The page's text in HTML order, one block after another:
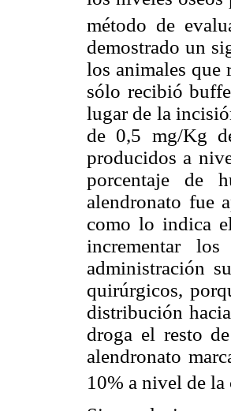
método de
demostrado un
los animales que
sólo recibió
lugar de la
de 0,5 mg/Kg
producidos a
porcentaje de
alendronato fue
como lo indica
incrementar
administración
quirúrgicos,
distribución
droga el resto
alendronato
10% a nivel de